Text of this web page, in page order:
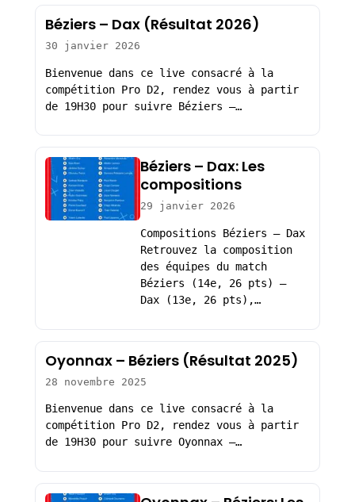
Béziers – Dax (Résultat 2026)
30 janvier 2026
Bienvenue dans ce live consacré à la
compétition Pro D2, rendez vous à partir
de 19H30 pour suivre Béziers –…
Béziers – Dax: Les
compositions
29 janvier 2026
Compositions Béziers – Dax
Retrouvez la composition
des équipes du match
Béziers (14e, 26 pts) –
Dax (13e, 26 pts),…
Oyonnax – Béziers (Résultat 2025)
28 novembre 2025
Bienvenue dans ce live consacré à la
compétition Pro D2, rendez vous à partir
de 19H30 pour suivre Oyonnax –…